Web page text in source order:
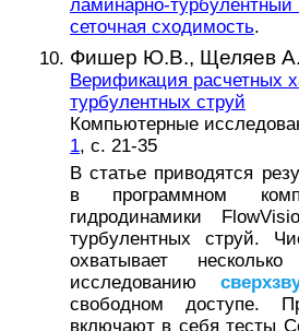
ламинарно-турбулентный
сеточная сходимость.
Фишер Ю.В., Щеляев
Верификация расчетных
турбулентных струй
Компьютерные
1, с. 21-35
В статье приводятся
в программном
гидродинамики
турбулентных струй.
охватывает
исследованию
свободном доступе.
включают в себя тесты